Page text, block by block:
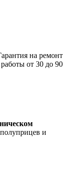
на ремонт
от 30 до 90
и